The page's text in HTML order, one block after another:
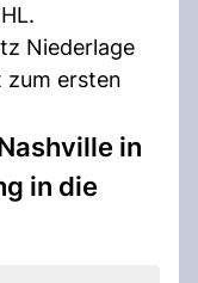
Niederlage
zum ersten
in
in die